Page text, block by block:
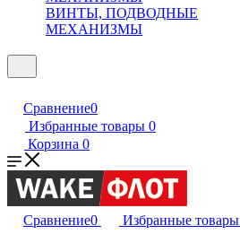
ВИНТЫ, ПОДВОДНЫЕ
МЕХАНИЗМЫ
Сравнение0
Избранные товары 0
Корзина 0
Сравнение0 Избранные товары